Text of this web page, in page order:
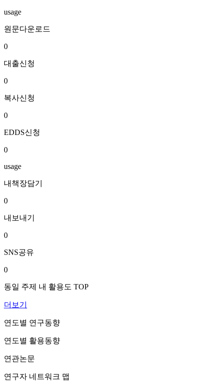
usage
원문다운로드
0
대출신청
0
복사신청
0
EDDS신청
0
usage
내책장담기
0
내보내기
0
SNS공유
0
동일 주제 내 활용도 TOP
더보기
연도별 연구동향
연도별 활용동향
연관논문
연구자 네트워크 맵